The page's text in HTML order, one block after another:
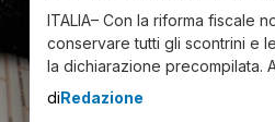
ITALIA– Con la riforma fiscale
conservare tutti gli scontrini e
la dichiarazione precompilata.
modifica del modello 730,
diRedazione